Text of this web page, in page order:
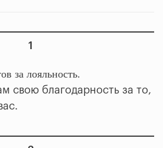
1
за лояльность.
свою благодарность за то,